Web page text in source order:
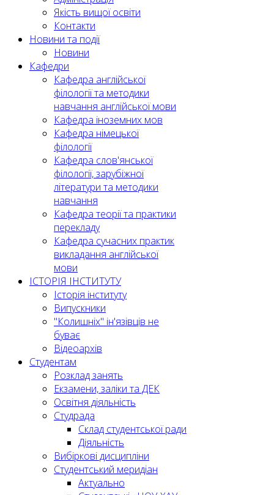
Якість вищої освіти
Контакти
Новини та події
Новини
Кафедри
Кафедра англійської
філології та методики
навчання англійської мови
Кафедра іноземних мов
Кафедра німецької
філології
Кафедра слов'янської
філології, зарубіжної
літератури та методики
навчання
Кафедра теорії та практики
перекладу
Кафедра сучасних практик
викладання англійської
мови
ІСТОРІЯ ІНСТИТУТУ
Історія інституту
Випускники
"Колишніх" ін'язівців не
буває
Відеоархів
Студентам
Розклад занять
Екзамени, заліки та ДЕК
Освітня діяльність
Студрада
Склад студентської ради
Діяльність
Вибіркові дисципліни
Студентський меридіан
Актуально